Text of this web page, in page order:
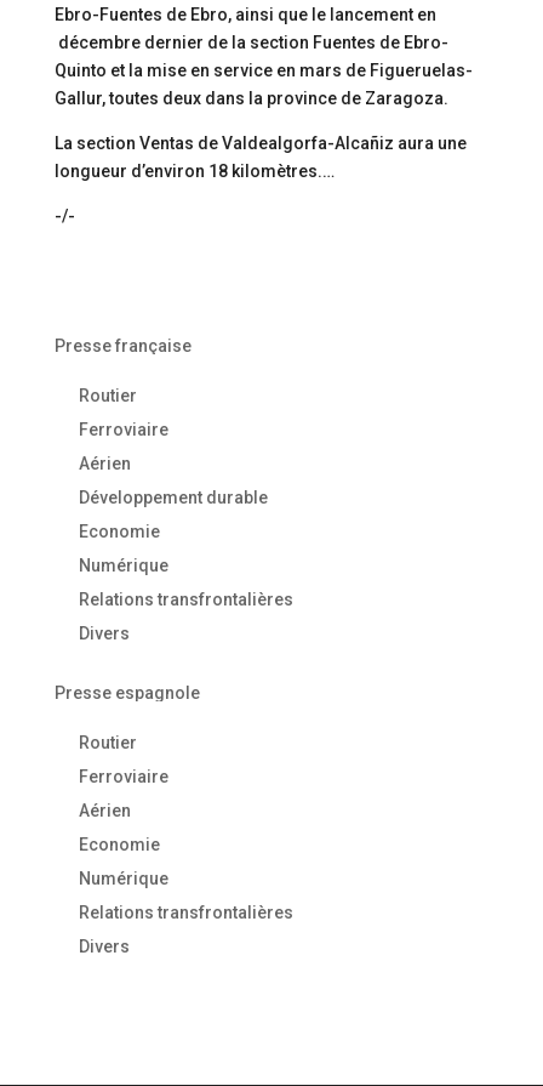
Ebro-Fuentes de Ebro, ainsi que le lancement en
décembre dernier de la section Fuentes de Ebro-
Quinto et la mise en service en mars de Figueruelas-
Gallur, toutes deux dans la province de Zaragoza.
La section Ventas de Valdealgorfa-Alcañiz aura une
longueur d’environ 18 kilomètres.…
-/-
Presse française
Routier
Ferroviaire
Aérien
Développement durable
Economie
Numérique
Relations transfrontalières
Divers
Presse espagnole
Routier
Ferroviaire
Aérien
Economie
Numérique
Relations transfrontalières
Divers